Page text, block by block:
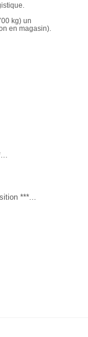
kg) un
en magasin).
***...